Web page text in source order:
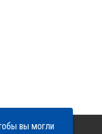
вы могли